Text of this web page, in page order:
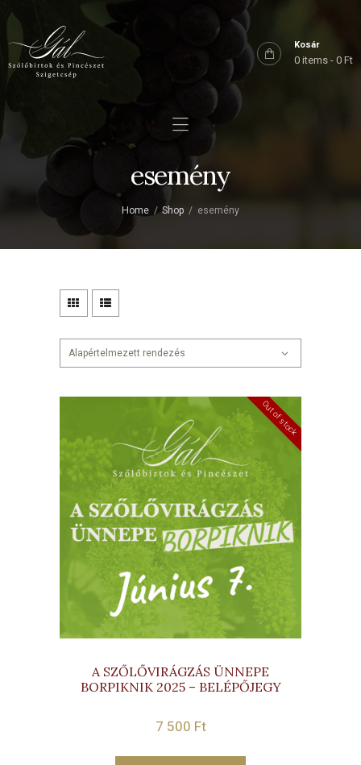
Kosár
0 items - 0 Ft
esemény
Home Shop esemény
Rólunk
Birtokaink
Kapcsolat
Out of stock
A SZŐLŐVIRÁGZÁS ÜNNEPE
BORPIKNIK 2025 – BELÉPŐJEGY
7 500 Ft